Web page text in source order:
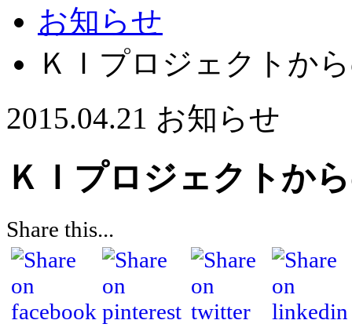
お知らせ
ＫＩプロジェクトか
2015.04.21 お知らせ
ＫＩプロジェクトか
Share this...